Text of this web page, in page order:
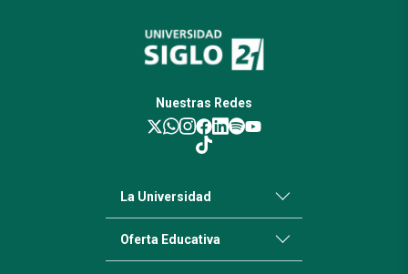
Nuestras Redes
La Universidad
Oferta Educativa